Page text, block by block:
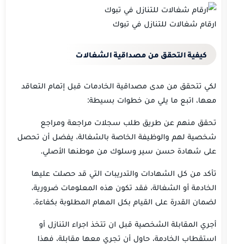
ارقام شغالات للتنازل في تبوك
كيفية التحقق من مصداقية الشغالات
لكي تتحقق من مدى مصداقية الخادمات قبل إتمام التعاقد
معها، اتبع ما يلي من خطوات بسيطة:
تحقق منهم عن طريق طلب سجلات مراجعة ومراجع
شخصية لهم والوظيفة الخاصة بالشغالة، يفضل أن تحصل
على شهادة حسن سير وسلوك من موطنها الأصلي.
تأكد من كل الشهادات والتدريبات التي قد حصلت عليها
الخادمة أو الشغالة، فقد تكون هذه المعلومات ضرورية،
لضمان القدرة على القيام بكل المهام المطلوبة بكفاءة.
أجري المقابلة الشخصية قبل ان تتخذ اجراء التنازل أو
استقطاب الخادمة، حاول أن تجري معها مقابلة، فهذا